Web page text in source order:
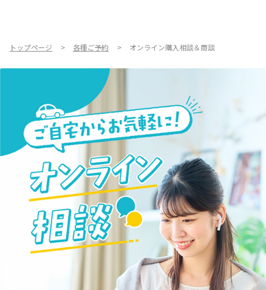
新車を探す
点検・整備をする
新車購入ガイド
お得情報
地域応援活動
企業情報
採用情報
法人のお客様
各種予約
トップページ 各種ご予約 オンライン購入相談＆商談